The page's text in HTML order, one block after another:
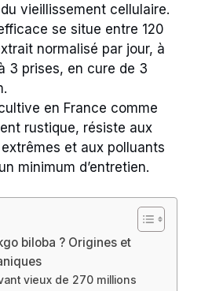
vieillissement cellulaire.
se situe entre 120
normalisé par jour, à
3 prises, en cure de 3
en France comme
rustique, résiste aux
et aux polluants
minimum d’entretien.
biloba ? Origines et
vieux de 270 millions